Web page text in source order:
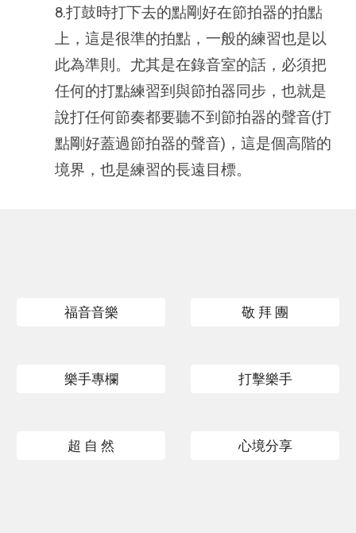
8.打鼓時打下去的點剛好在節拍器的拍點
上，這是很準的拍點，一般的練習也是以
此為準則。尤其是在錄音室的話，必須把
任何的打點練習到與節拍器同步，也就是
說打任何節奏都要聽不到節拍器的聲音(打
點剛好蓋過節拍器的聲音)，這是個高階的
境界，也是練習的長遠目標。
福音音樂 敬 拜 團
樂手專欄 打擊樂手
超 自 然 心境分享